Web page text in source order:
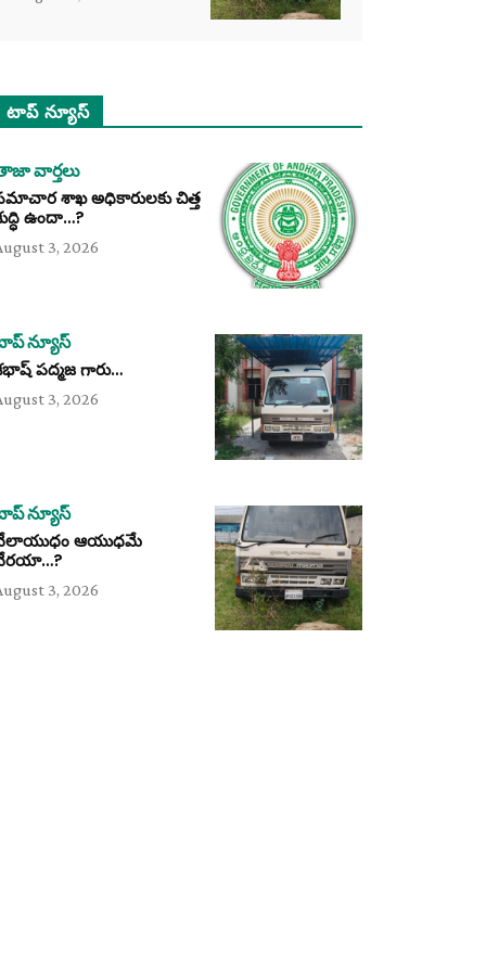
టాప్ న్యూస్
వార్తలు
శాఖ అధికారులకు చిత్త
ఉందా…?
3, 2026
న్యూస్
పద్మజ గారు…
3, 2026
న్యూస్
ఆయుధమే
3, 2026